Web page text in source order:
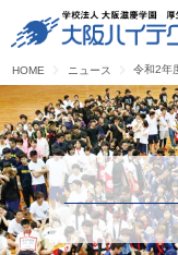
HOME ニュース 令和2年